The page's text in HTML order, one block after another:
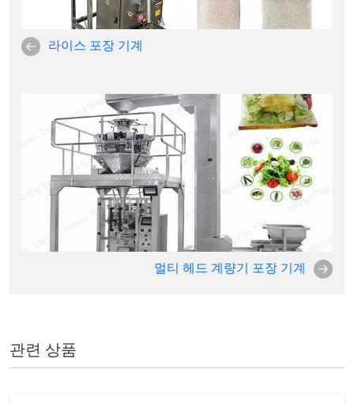
라이스 포장 기계
멀티 헤드 계량기 포장 기계
관련 상품